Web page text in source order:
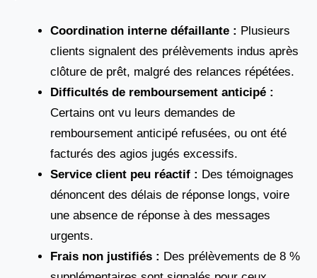
Coordination interne défaillante : Plusieurs
clients signalent des prélèvements indus après
clôture de prêt, malgré des relances répétées.
Difficultés de remboursement anticipé :
Certains ont vu leurs demandes de
remboursement anticipé refusées, ou ont été
facturés des agios jugés excessifs.
Service client peu réactif : Des témoignages
dénoncent des délais de réponse longs, voire
une absence de réponse à des messages
urgents.
Frais non justifiés : Des prélèvements de 8 %